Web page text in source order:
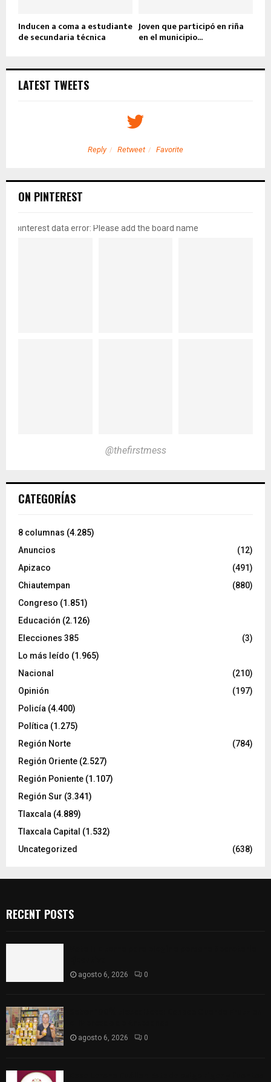
Inducen a coma a estudiante
de secundaria técnica
Joven que participó en riña
en el municipio...
LATEST TWEETS
Reply Retweet Favorite
ON PINTEREST
pinterest data error: Please add the board name
@thefirstmess
CATEGORÍAS
8 columnas (4.285)
Anuncios
(12)
Apizaco
(491)
Chiautempan
(880)
Congreso (1.851)
Educación (2.126)
Elecciones 385
(3)
Lo más leído (1.965)
Nacional
(210)
Opinión
(197)
Policía (4.400)
Política (1.275)
Región Norte
(784)
Región Oriente (2.527)
Región Poniente (1.107)
Región Sur (3.341)
Tlaxcala (4.889)
Tlaxcala Capital (1.532)
Uncategorized
(638)
RECENT POSTS
agosto 6, 2026 0
agosto 6, 2026 0